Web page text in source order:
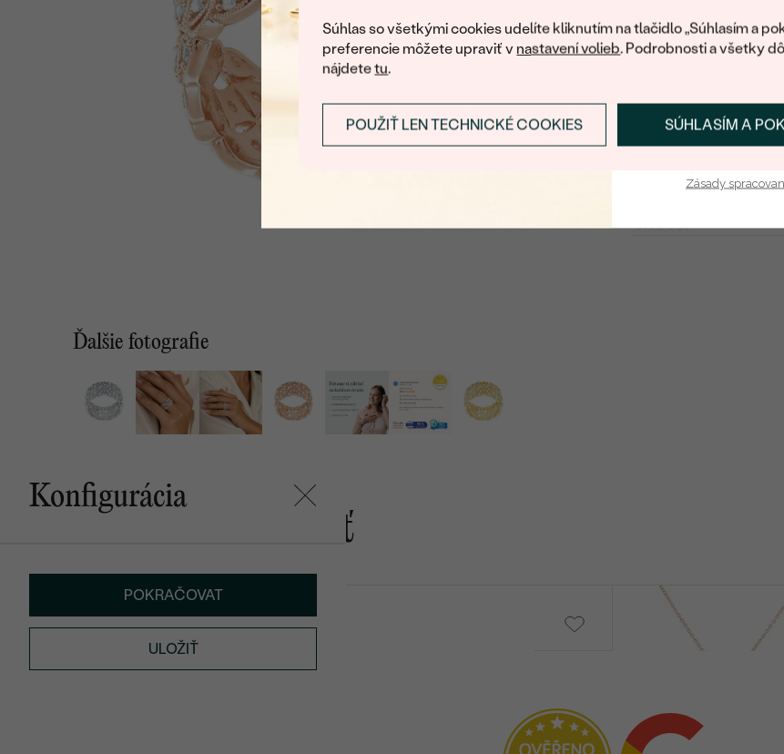
Súhlas so všetkými cookies udelíte kliknutím na tlačidlo „Súhlasím a
preferencie môžete upraviť v nastavení volieb. Podrobnosti a všetky
nájdetetu.
SÚHLASÍM A
POUŽIŤ LEN TECHNICKÉ COOKIES
Ďalšie fotografie
RHODIUM:
POČET:
Konfigurácia
POKRAČOVAT
ULOŽIŤ
Mohlo by sa vám páčiť
€ 5 409 od € 479
Prihlásiť sa
Zásady